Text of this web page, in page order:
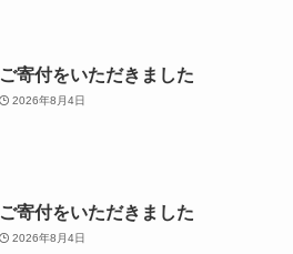
ご寄付をいただきました
2026年8月4日
ご寄付をいただきました
2026年8月4日